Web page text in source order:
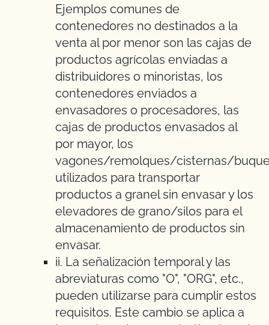
Ejemplos comunes de
contenedores no destinados a la
venta al por menor son las cajas de
productos agrícolas enviadas a
distribuidores o minoristas, los
contenedores enviados a
envasadores o procesadores, las
cajas de productos envasados al
por mayor, los
vagones/remolques/cisternas/
utilizados para transportar
productos a granel sin envasar y los
elevadores de grano/silos para el
almacenamiento de productos sin
envasar.
ii. La señalización temporal y las
abreviaturas como "O", "ORG", etc.,
pueden utilizarse para cumplir estos
requisitos. Este cambio se aplica a